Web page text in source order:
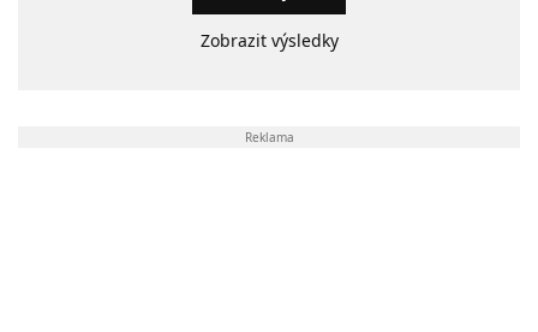
Zobrazit výsledky
Reklama